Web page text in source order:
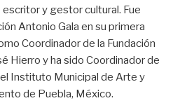
y gestor cultural. Fue
Antonio Gala en su primera
Coordinador de la Fundación
Hierro y ha sido Coordinador de
Instituto Municipal de Arte y
de Puebla, México.